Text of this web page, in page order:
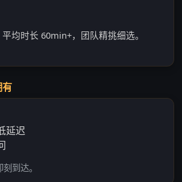
平均时长 60min+，团队精挑细选。
有
延迟
到达。